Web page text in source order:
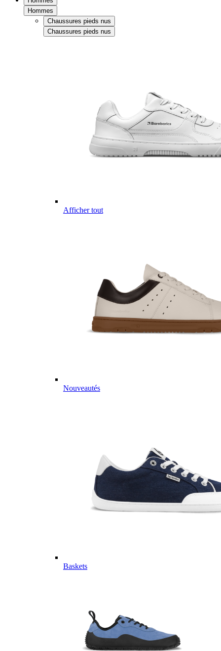
Hommes
Chaussures pieds nus
Chaussures pieds nus
Afficher tout
Nouveautés
Baskets